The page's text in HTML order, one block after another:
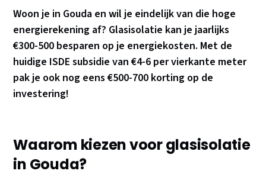
Woon je in Gouda en wil je eindelijk van die hoge
energierekening af? Glasisolatie kan je jaarlijks
€300-500 besparen op je energiekosten. Met de
huidige ISDE subsidie van €4-6 per vierkante meter
pak je ook nog eens €500-700 korting op de
investering!
Waarom kiezen voor glasisolatie
in Gouda?
Hoe werkt glasisolatie?
Praktische tips voor Gouda
Veelgestelde vragen